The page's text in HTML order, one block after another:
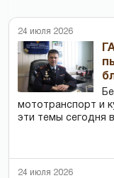
24 июля 2026
мототранспорт и
эти темы сегодня
24 июля 2026